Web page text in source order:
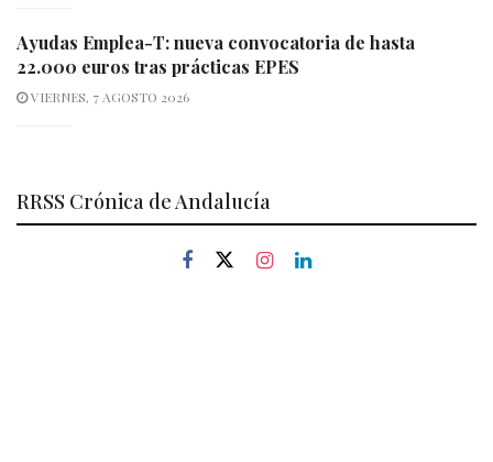
Ayudas Emplea-T: nueva convocatoria de hasta
22.000 euros tras prácticas EPES
VIERNES, 7 AGOSTO 2026
RRSS Crónica de Andalucía